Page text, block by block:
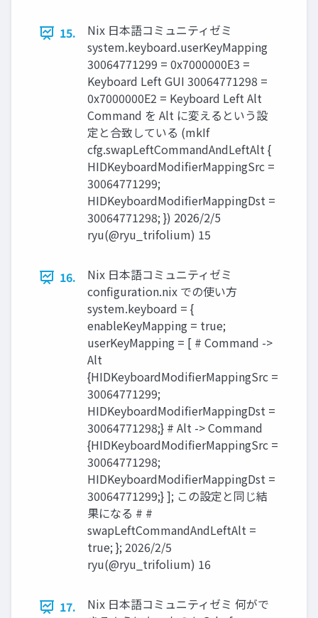
15.
Nix 日本語コミュニティゼミ
system.keyboard.userKeyMapping
30064771299 = 0x7000000E3 =
Keyboard Left GUI 30064771298 =
0x7000000E2 = Keyboard Left Alt
Command を Alt に変えるという設
定と合致している (mkIf
cfg.swapLeftCommandAndLeftAlt {
HIDKeyboardModifierMappingSrc =
30064771299;
HIDKeyboardModifierMappingDst =
30064771298; }) 2026/2/5
ryu(@ryu_trifolium) 15
16.
Nix 日本語コミュニティゼミ
configuration.nix での使い方
system.keyboard = {
enableKeyMapping = true;
userKeyMapping = [ # Command ->
Alt
{HIDKeyboardModifierMappingSrc =
30064771299;
HIDKeyboardModifierMappingDst =
30064771298;} # Alt -> Command
{HIDKeyboardModifierMappingSrc =
30064771298;
HIDKeyboardModifierMappingDst =
30064771299;} ]; この設定と同じ結
果になる # #
swapLeftCommandAndLeftAlt =
true; }; 2026/2/5
ryu(@ryu_trifolium) 16
17.
Nix 日本語コミュニティゼミ 何がで